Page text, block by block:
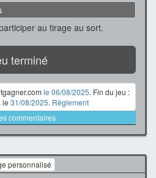
au tirage au sort.
terminé
le 06/08/2025. Fin du jeu :
le 31/08/2025. Règlement
commentaires
personnalisé